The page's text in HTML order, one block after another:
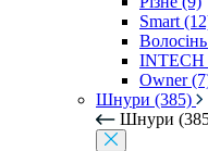
Smart
INTECH
Owner
Шнури (385)
Шнури